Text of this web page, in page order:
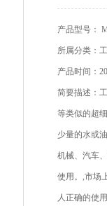
产品型号：
所属分类：
产品时间：
简要描述：
等类似的超
少量的水或
机械、汽车
使用。,市场
人正确的使